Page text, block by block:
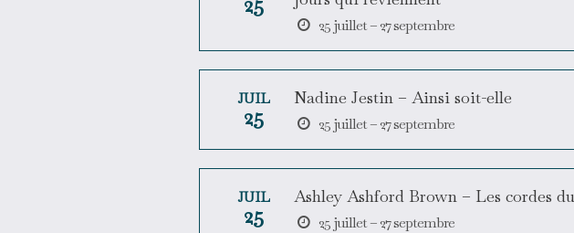
25 juillet – 27 septembre
JUIL
25
Nadine Jestin – Ainsi soit-elle
25 juillet – 27 septembre
JUIL
25
Ashley Ashford Brown – Les cordes
25 juillet – 27 septembre